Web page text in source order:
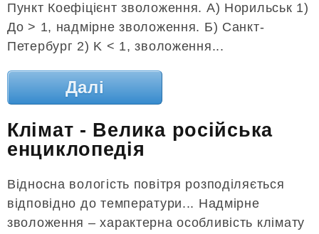
Пункт Коефіцієнт зволоження. А) Норильськ 1)
До > 1, надмірне зволоження. Б) Санкт-
Петербург 2) K < 1, зволоження...
Далі
Клімат - Велика російська
енциклопедія
Відносна вологість повітря розподіляється
відповідно до температури... Надмірне
зволоження – характерна особливість клімату